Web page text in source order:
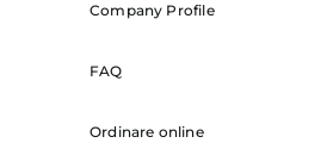
Company Profile
FAQ
Ordinare online